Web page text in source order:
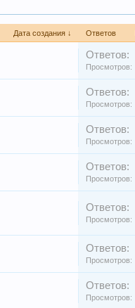
Дата создания ↓ Ответов
Ответов:
Просмотров:
Ответов:
Просмотров:
Ответов:
Просмотров:
Ответов:
Просмотров:
Ответов:
Просмотров:
Ответов:
Просмотров:
Ответов:
Просмотров: